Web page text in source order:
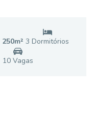
250m² 3 Dormitórios
10 Vagas